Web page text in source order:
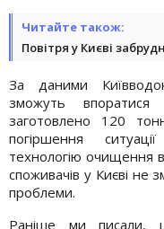
Читайте також:
Повітря у Києві
За даними
зможуть
заготовлено 120
погіршення
технологію очищення
споживачів у Києві не
проблеми.
Раніше ми писали,